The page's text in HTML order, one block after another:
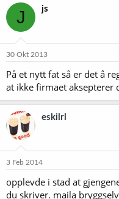
J js
30 Okt 2013
På et nytt fat så er det å
at ikke firmaet aksepterer
eskilrl
3 Feb 2014
opplevde i stad at
du skriver. maila